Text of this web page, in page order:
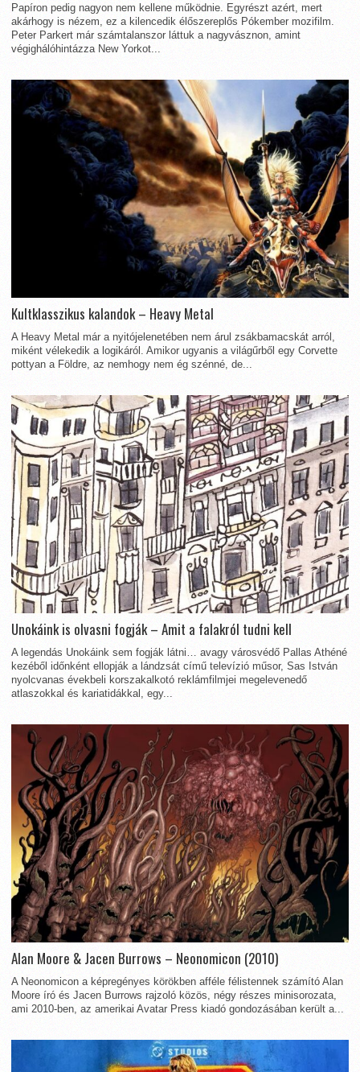
Papíron pedig nagyon nem kellene működnie. Egyrészt azért, mert
akárhogy is nézem, ez a kilencedik élőszereplős Pókember mozifilm.
Peter Parkert már számtalanszor láttuk a nagyvásznon, amint
végighálóhintázza New Yorkot...
Kultklasszikus kalandok – Heavy Metal
A Heavy Metal már a nyitójelenetében nem árul zsákbamacskát arról,
miként vélekedik a logikáról. Amikor ugyanis a világűrből egy Corvette
pottyan a Földre, az nemhogy nem ég szénné, de...
Unokáink is olvasni fogják – Amit a falakról tudni kell
A legendás Unokáink sem fogják látni… avagy városvédő Pallas Athéné
kezéből időnként ellopják a lándzsát című televízió műsor, Sas István
nyolcvanas évekbeli korszakalkotó reklámfilmjei megelevenedő
atlaszokkal és kariatidákkal, egy...
Alan Moore & Jacen Burrows – Neonomicon (2010)
A Neonomicon a képregényes körökben afféle félistennek számító Alan
Moore író és Jacen Burrows rajzoló közös, négy részes minisorozata,
ami 2010-ben, az amerikai Avatar Press kiadó gondozásában került a...